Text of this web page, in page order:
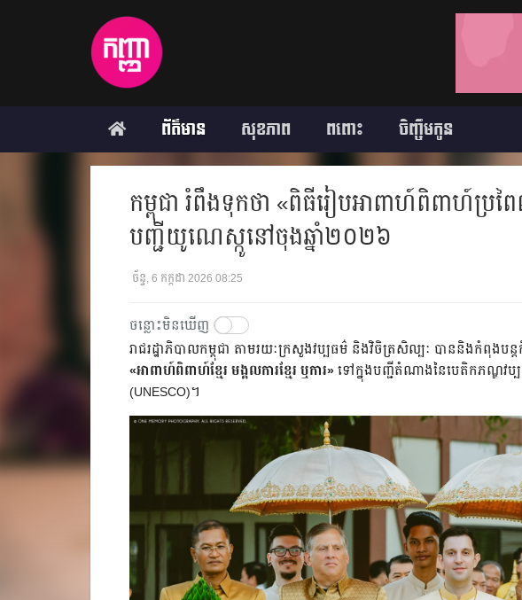
ព័ត៌មាន សុខភាព ពពោះ ចិញ្ចឹមកូន
កម្ពុជា រំពឹងទុកថា «ពិធីរៀបអាពាហ៍ពិពាហ៍ប្រពៃ
បញ្ជីយូណេស្កូនៅចុងឆ្នាំ២០២៦
ច័ន្ទ, 6 កក្កដា 2026 08:25
ចន្លោះមិនឃើញ
រាជរដ្ឋាភិបាលកម្ពុជា តាមរយៈក្រសួងវប្បធម៌ និងវិចិត្រសិល្បៈ បាននិងកំពុងបន្
«អាពាហ៍ពិពាហ៍ខ្មែរ មង្គលការខ្មែរ ឬការ» ទៅក្នុងបញ្ជីតំណាងនៃបេតិកភណ្ឌវប្
(UNESCO)។